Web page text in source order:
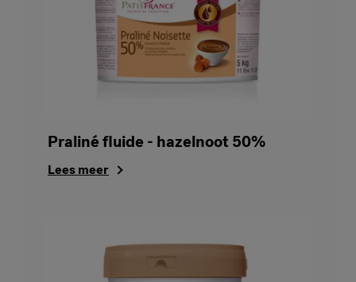
Praliné fluide - hazelnoot 50%
Lees meer